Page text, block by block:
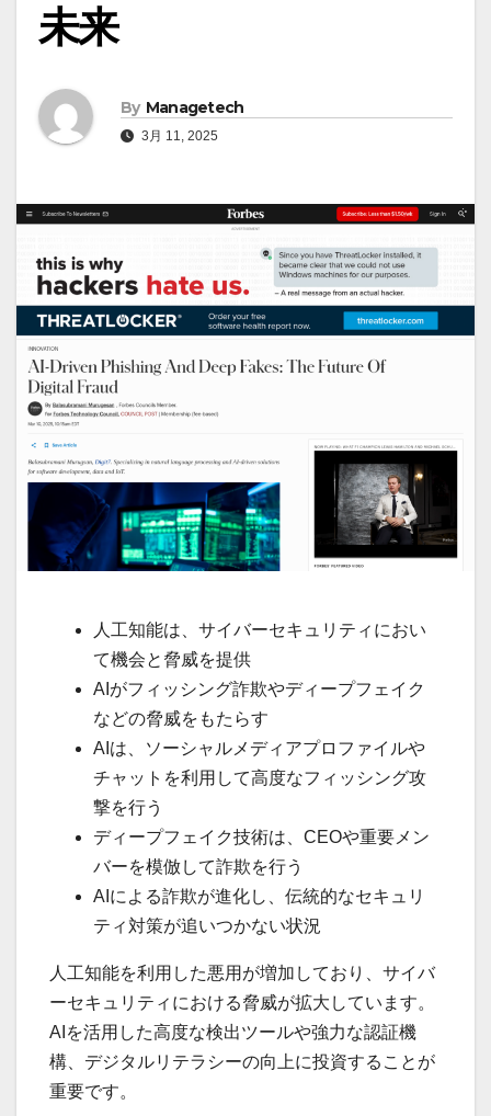
未来
By Managetech
3月 11, 2025
人工知能は、サイバーセキュリティにおい
て機会と脅威を提供
AIがフィッシング詐欺やディープフェイク
などの脅威をもたらす
AIは、ソーシャルメディアプロファイルや
チャットを利用して高度なフィッシング攻
撃を行う
ディープフェイク技術は、CEOや重要メン
バーを模倣して詐欺を行う
AIによる詐欺が進化し、伝統的なセキュリ
ティ対策が追いつかない状況
人工知能を利用した悪用が増加しており、サイバ
ーセキュリティにおける脅威が拡大しています。
AIを活用した高度な検出ツールや強力な認証機
構、デジタルリテラシーの向上に投資することが
重要です。